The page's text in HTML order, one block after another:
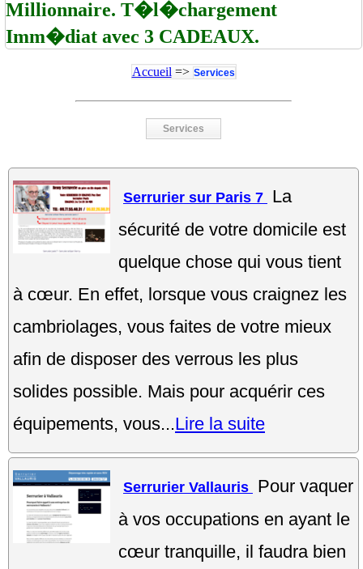
Millionnaire. T�l�chargement
Imm�diat avec 3 CADEAUX.
Accueil => Services
Services
Serrurier sur Paris 7 La
sécurité de votre domicile est
quelque chose qui vous tient
à cœur. En effet, lorsque vous craignez les
cambriolages, vous faites de votre mieux
afin de disposer des verrous les plus
solides possible. Mais pour acquérir ces
équipements, vous...Lire la suite
Serrurier Vallauris Pour vaquer
à vos occupations en ayant le
cœur tranquille, il faudra bien